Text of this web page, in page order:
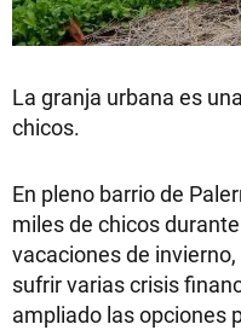
La granja urbana es
chicos.
En pleno barrio de
miles de chicos
vacaciones de
sufrir varias crisis
ampliado las opciones